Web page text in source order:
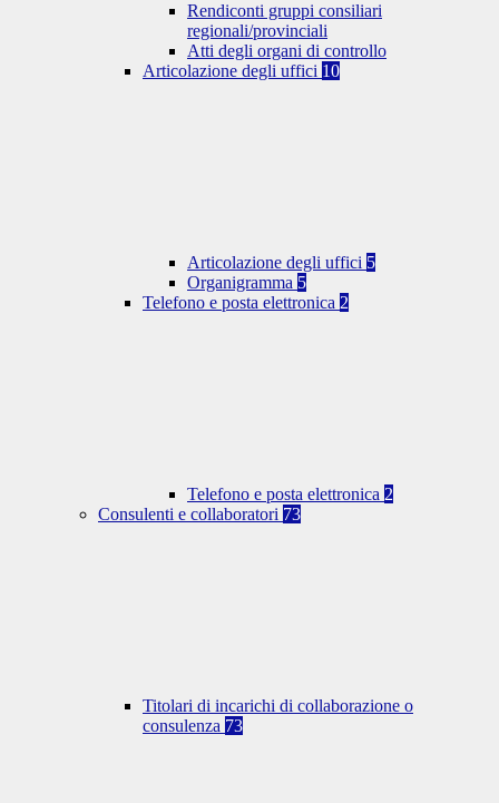
Rendiconti gruppi consiliari
regionali/provinciali
Atti degli organi di controllo
Articolazione degli uffici 10
Articolazione degli uffici 5
Organigramma 5
Telefono e posta elettronica 2
Telefono e posta elettronica 2
Consulenti e collaboratori 73
Titolari di incarichi di collaborazione o
consulenza 73